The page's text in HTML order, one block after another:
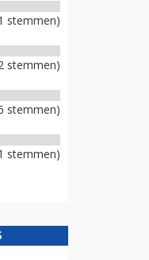
stemmen)
stemmen)
stemmen)
stemmen)